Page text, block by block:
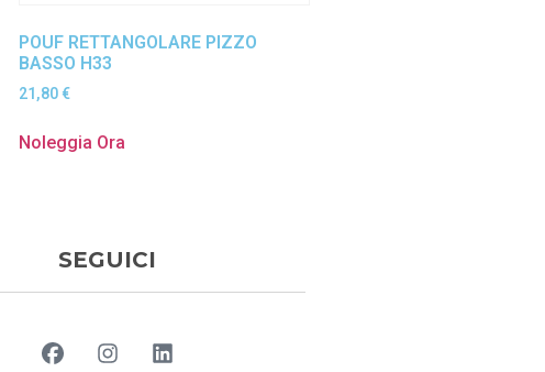
POUF RETTANGOLARE PIZZO
BASSO H33
21,80 €
Noleggia Ora
SEGUICI